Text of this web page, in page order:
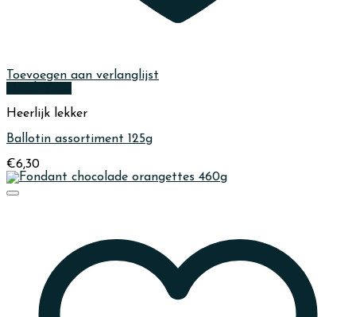
Toevoegen aan verlanglijst
Heerlijk lekker
Ballotin assortiment 125g
€6,30